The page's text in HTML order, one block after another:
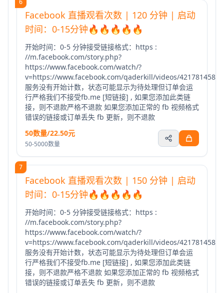
6
Facebook 直播观看次数 | 120 分钟 | 启动
时间：0-15分钟🔥🔥🔥🔥🔥
开始时间：0-5 分钟接受链接格式：https :
//m.facebook.com/story.php?
https://www.facebook.com/watch/?
v=https://www.facebook.com/qaderkill/videos/
服务没有开始计数，状态可能显示为待处理但订单会运
行严格我们不接受fb.me [短链接] , 如果您添加此类链
接，则不退款严格不退款 如果您添加正常的 fb 视频格式
错误的链接或订单丢失 fb 更新，则不退款
50数量/22.50元
50-5000数量
7
Facebook 直播观看次数 | 150 分钟 | 启动
时间：0-15分钟🔥🔥🔥🔥🔥
开始时间：0-5 分钟接受链接格式：https :
//m.facebook.com/story.php?
https://www.facebook.com/watch/?
v=https://www.facebook.com/qaderkill/videos/
服务没有开始计数，状态可能显示为待处理但订单会运
行严格我们不接受fb.me [短链接] , 如果您添加此类链
接，则不退款严格不退款 如果您添加正常的 fb 视频格式
错误的链接或订单丢失 fb 更新，则不退款